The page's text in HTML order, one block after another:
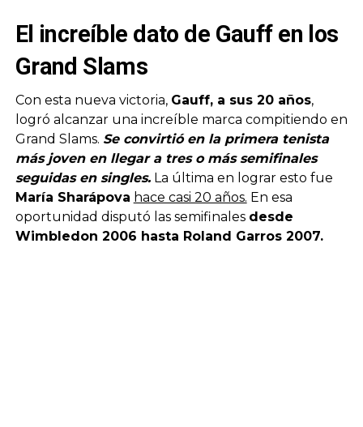
El increíble dato de Gauff en los
Grand Slams
Con esta nueva victoria, Gauff, a sus 20 años,
logró alcanzar una increíble marca compitiendo en
Grand Slams. Se convirtió en la primera tenista
más joven en llegar a tres o más semifinales
seguidas en singles.La última en lograr esto fue
María Sharápova hace casi 20 años. En esa
oportunidad disputó las semifinales desde
Wimbledon 2006 hasta Roland Garros 2007.